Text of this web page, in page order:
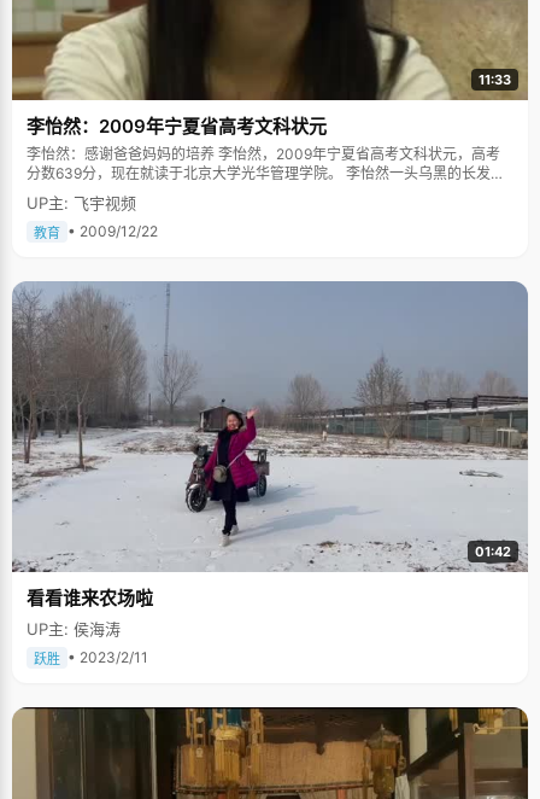
11:33
李怡然：2009年宁夏省高考文科状元
李怡然：感谢爸爸妈妈的培养 李怡然，2009年宁夏省高考文科状元，高考
分数639分，现在就读于北京大学光华管理学院。 李怡然一头乌黑的长发，
娴静淑女的范儿，穿了黑色的高跟漆皮鞋，为了这次见面，她特意的化了淡
淡的妆，显得非常的正式和隆重，"妈妈说这样表示尊重别人"，她浅浅的笑
容大方得体，很好的素养显示有着很好的家庭教育。 启蒙教育寓教于乐，学
小的时候，爸爸妈妈就注意女儿的智力开发，会找一些脑筋急转弯之类的题
目给孩子"开窍"，为了培养李怡然对英语的兴趣，爸爸买了很多国外的动画
片碟片，还有一些简单的彩色英语图画幻灯片回来，陪着李怡然一起看，边
看边讨论，让学习变得不那么枯燥乏味，学的过程轻松而且快乐。 "爸爸妈妈
从来都不会强硬的要求我学习什么，比如说钢琴，因为我自己感兴趣，妈妈
就买了钢琴回家，我学到初中，一直都没有考级，妈妈也觉得陶冶下情操就
好了，"李怡然说，"非常感谢父母给我充分发展天性的空间"，这也成就了她
一个乐观快乐的性格。 与硬性的要求孩子考多高的分数相比，培养孩子的学
习能力和学习习惯更为重要和有用。"我们家从来都是采取夸奖式教育，妈妈
总说成绩不是最重要的，但也是必要的，事情既然做了就要尽力去做好，"李
怡然每次取得一点进步，哪怕没有做到最好，爸爸妈妈都会给予肯定的微笑
和鼓励，让李怡然不要有顾虑，继续努力就行。 从小，爸爸妈妈就告诉李怡
然，自己的事情应该由自己去完成，学会管理自己，坚持好的习惯。"爸爸妈
妈就从不监督我做作业，也不帮我检查，每次我写完作业检查完毕，自己签
名交给老师"，李怡然说，"这样挺好的，形成习惯后，我作业质量提高很
多。"李怡然在学习上循规蹈矩，非常让人省心，放心。 感谢爸爸妈妈三年来
的陪伴 李怡然的家庭氛围十分的宽松和融洽，一家人犹如朋友一样可以交
妈，是个"大玉米"（李宇春的fans），跟我无话不谈，常常带我出去逛街，
买一堆化妆品回来把我当试验田，我现在的妆就是妈妈教的。"李怡然指着脸
说身体是一切的本钱，有个好身体才能有力气去拼搏"，李怡然弯起手臂做了
一个展示肌肉的动作，一脸的顽皮。 李怡然考上了重点高中，为了让女儿能
够有更多时间专心学习，爸爸妈妈在李怡然学校附近租了间简陋的房子，两
人搬过来和女儿一起生活，"我离学校近了，但是他们离工作单位就远多
UP主: 飞宇视频
教育 • 2009/12/22
01:42
看看谁来农场啦
UP主: 侯海涛
跃胜 • 2023/2/11